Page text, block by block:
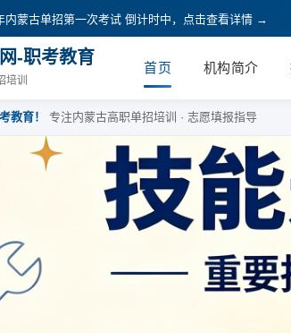
内蒙古单招第一次考试 倒计时中，点击查看详情 →
-职考教育
训
首页 机构简介
教育！ 专注内蒙古高职单招培训 · 志愿填报指导